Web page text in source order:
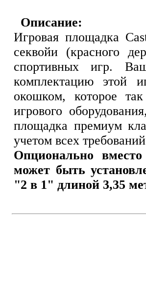
Описание:
Игровая площадка
секвойи (красного
спортивных игр.
комплектацию этой
окошком, которое
игрового
площадка премиум
учетом всех
Опционально
может быть
"2 в 1" длиной 3,35